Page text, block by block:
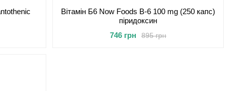
Вітамін Б6 Now Foods B-6 100 mg (250 капс)
піридоксин
895 грн
746 грн